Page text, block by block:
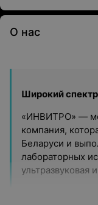
О нас
Широкий
«ИНВИТРО» —
компания,
Беларуси и
лабораторных
ультразвуковая